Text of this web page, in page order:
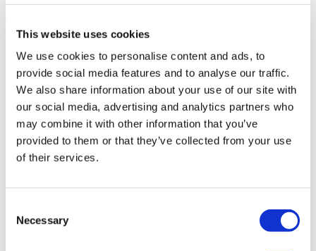
This website uses cookies
We use cookies to personalise content and ads, to
provide social media features and to analyse our traffic.
We also share information about your use of our site with
our social media, advertising and analytics partners who
may combine it with other information that you’ve
provided to them or that they’ve collected from your use
of their services.
Selection
Necessary
MEHR KLINIK LADEN